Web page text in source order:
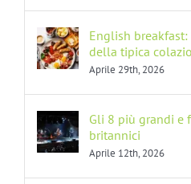
English
della tipica
Aprile 29th, 2026
Gli 8 più grandi e
britannici
Aprile 12th, 2026